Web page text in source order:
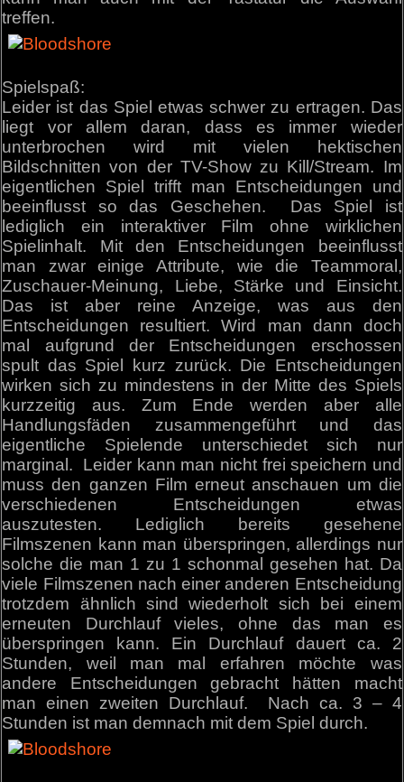
treffen.
Spielspaß:
Leider ist das Spiel etwas schwer zu ertragen. Das
liegt vor allem daran, dass es immer wieder
unterbrochen wird mit vielen hektischen
Bildschnitten von der TV-Show zu Kill/Stream. Im
eigentlichen Spiel trifft man Entscheidungen und
beeinflusst so das Geschehen. Das Spiel ist
lediglich ein interaktiver Film ohne wirklichen
Spielinhalt. Mit den Entscheidungen beeinflusst
man zwar einige Attribute, wie die Teammoral,
Zuschauer-Meinung, Liebe, Stärke und Einsicht.
Das ist aber reine Anzeige, was aus den
Entscheidungen resultiert. Wird man dann doch
mal aufgrund der Entscheidungen erschossen
spult das Spiel kurz zurück. Die Entscheidungen
wirken sich zu mindestens in der Mitte des Spiels
kurzzeitig aus. Zum Ende werden aber alle
Handlungsfäden zusammengeführt und das
eigentliche Spielende unterschiedet sich nur
marginal. Leider kann man nicht frei speichern und
muss den ganzen Film erneut anschauen um die
verschiedenen Entscheidungen etwas
auszutesten. Lediglich bereits gesehene
Filmszenen kann man überspringen, allerdings nur
solche die man 1 zu 1 schonmal gesehen hat. Da
viele Filmszenen nach einer anderen Entscheidung
trotzdem ähnlich sind wiederholt sich bei einem
erneuten Durchlauf vieles, ohne das man es
überspringen kann. Ein Durchlauf dauert ca. 2
Stunden, weil man mal erfahren möchte was
andere Entscheidungen gebracht hätten macht
man einen zweiten Durchlauf. Nach ca. 3 – 4
Stunden ist man demnach mit dem Spiel durch.